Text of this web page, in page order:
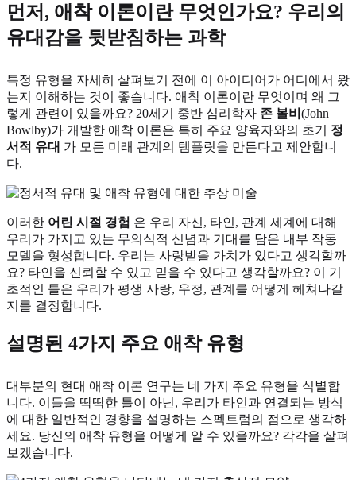
먼저, 애착 이론이란 무엇인가요? 우리의
유대감을 뒷받침하는 과학
특정 유형을 자세히 살펴보기 전에 이 아이디어가 어디에서 왔
는지 이해하는 것이 좋습니다. 애착 이론이란 무엇이며 왜 그
렇게 관련이 있을까요? 20세기 중반 심리학자 존 볼비 (John
Bowlby)가 개발한 애착 이론은 특히 주요 양육자와의 초기 정
서적 유대 가 모든 미래 관계의 템플릿을 만든다고 제안합니
다.
이러한 어린 시절 경험 은 우리 자신, 타인, 관계 세계에 대해
우리가 가지고 있는 무의식적 신념과 기대를 담은 내부 작동
모델을 형성합니다. 우리는 사랑받을 가치가 있다고 생각할까
요? 타인을 신뢰할 수 있고 믿을 수 있다고 생각할까요? 이 기
초적인 틀은 우리가 평생 사랑, 우정, 관계를 어떻게 헤쳐나갈
지를 결정합니다.
설명된 4가지 주요 애착 유형
대부분의 현대 애착 이론 연구는 네 가지 주요 유형을 식별합
니다. 이들을 딱딱한 틀이 아닌, 우리가 타인과 연결되는 방식
에 대한 일반적인 경향을 설명하는 스펙트럼의 점으로 생각하
세요. 당신의 애착 유형을 어떻게 알 수 있을까요? 각각을 살펴
보겠습니다.